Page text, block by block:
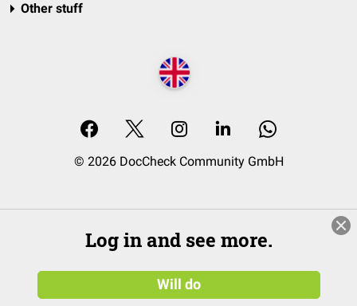
Other stuff
© 2026 DocCheck Community GmbH
Log in and see more.
Will do